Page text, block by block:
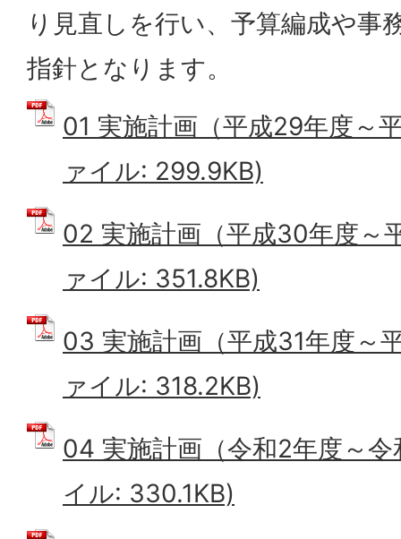
り見直しを行い、予算編成や事
指針となります。
01 実施計画（平成29年度～
ァイル: 299.9KB)
02 実施計画（平成30年度～
ァイル: 351.8KB)
03 実施計画（平成31年度～
ァイル: 318.2KB)
04 実施計画（令和2年度～
イル: 330.1KB)